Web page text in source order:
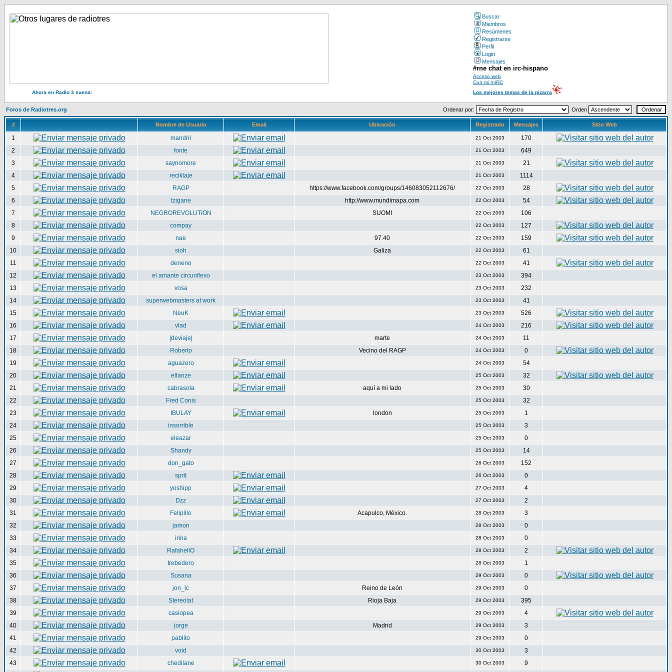
Buscar
Miembros
Resúmenes
Registrarse
Perfil
Login
Mensajes
#rne chat en irc-hispano
Acceso web
Con mi mIRC
Ahora en Radio 3 suena:
Los mejores temas de la pizarra
Foros de Radiotres.org Ordenar por: Orden
# Nombre de Usuario Email Ubicación Registrado Mensajes Sitio Web
1 mandril 21 Oct 2003
170
2
fonte 21 Oct 2003
649
3
saynomore 21 Oct 2003
21
4
reciklaje 21 Oct 2003
1114
5
RAGP https://www.facebook.com/groups/146083052112676/ 22 Oct 2003
28
6
tzigane http://www.mundimapa.com 22 Oct 2003
54
7
NEGROREVOLUTION SUOMI 22 Oct 2003
106
8
compay 22 Oct 2003
127
9
nae 97.40 22 Oct 2003
159
10
sioh Galiza 22 Oct 2003
61
11
deneno 22 Oct 2003
41
12
el amante circunflexo 23 Oct 2003
394
13
vosa 23 Oct 2003
232
14
superwebmasters at work 23 Oct 2003
41
15
NeuK 23 Oct 2003
526
16
vlad 24 Oct 2003
216
17
|deviaje| marte 24 Oct 2003
11
18
Roberto Vecino del RAGP 24 Oct 2003
0
19
aguazero 24 Oct 2003
54
20
ellanze 25 Oct 2003
32
21
cabrasola aquí a mi lado 25 Oct 2003
30
22
Fred Conis 25 Oct 2003
32
23
IBULAY london 25 Oct 2003
1
24
insorrible 25 Oct 2003
3
25
eleazar 25 Oct 2003
0
26
Shandy 25 Oct 2003
14
27
don_gato 26 Oct 2003
152
28
sprit 26 Oct 2003
0
29
yoshipp 27 Oct 2003
4
30
Dzz 27 Oct 2003
2
31
Felipillo Acapulco, México. 28 Oct 2003
3
32
jamon 28 Oct 2003
0
33
irina 28 Oct 2003
0
34
RafahellO 28 Oct 2003
2
35
trebedero 28 Oct 2003
1
36
Susana 29 Oct 2003
0
37
jon_lc Reino de León 29 Oct 2003
0
38
Stereolat Rioja Baja 29 Oct 2003
395
39
casiopea 29 Oct 2003
4
40
jorge Madrid 29 Oct 2003
3
41
pablito 29 Oct 2003
0
42
void 30 Oct 2003
3
43
chedilane 30 Oct 2003 9